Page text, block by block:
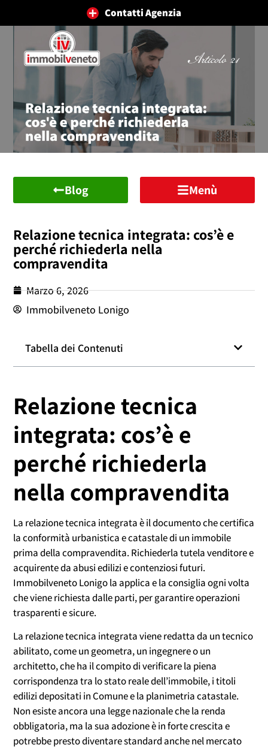
Contatti Agenzia
Blog Menù
Relazione tecnica integrata: cos’è e
perché richiederla nella
compravendita
Marzo 6, 2026
Immobilveneto Lonigo
Tabella dei Contenuti
Relazione tecnica
integrata: cos’è e
perché richiederla
nella compravendita
La relazione tecnica integrata è il documento che certifica
la conformità urbanistica e catastale di un immobile
prima della compravendita. Richiederla tutela venditore e
acquirente da abusi edilizi e contenziosi futuri.
Immobilveneto Lonigo la applica e la consiglia ogni volta
che viene richiesta dalle parti, per garantire operazioni
trasparenti e sicure.
La relazione tecnica integrata viene redatta da un tecnico
abilitato, come un geometra, un ingegnere o un
architetto, che ha il compito di verificare la piena
corrispondenza tra lo stato reale dell’immobile, i titoli
edilizi depositati in Comune e la planimetria catastale.
Non esiste ancora una legge nazionale che la renda
obbligatoria, ma la sua adozione è in forte crescita e
potrebbe presto diventare standard anche nel mercato